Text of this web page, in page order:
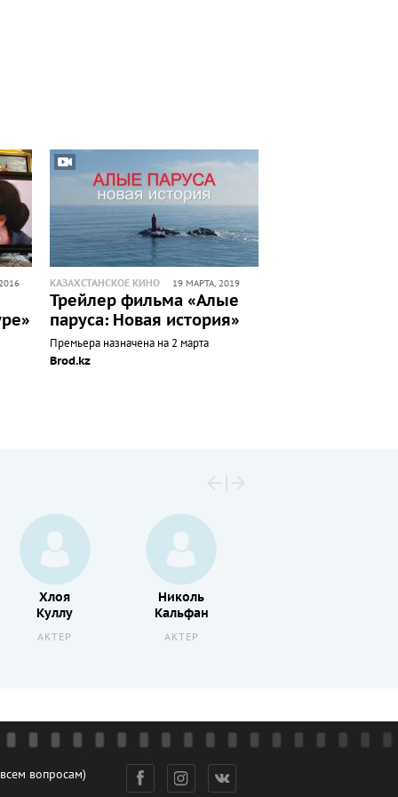
КАЗАХСТАНСКОЕ КИНО 19 МАРТА, 2019
Трейлер фильма «Алые
паруса: Новая история»
Премьера назначена на 2 марта
Brod.kz
Хлоя
Куллу
АКТЕР
Николь
Кальфан
АКТЕР
вопросам)